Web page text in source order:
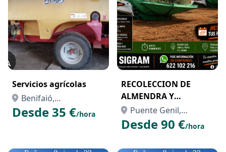
Servicios agrícolas
Benifaió,
Valencia/València
Desde 35 €/hora
RECOLECCION DE
ALMENDRA Y
ACEITUNA. RESERVE
FECHA
Puente Genil,
Córdoba
Desde 90 €/hora